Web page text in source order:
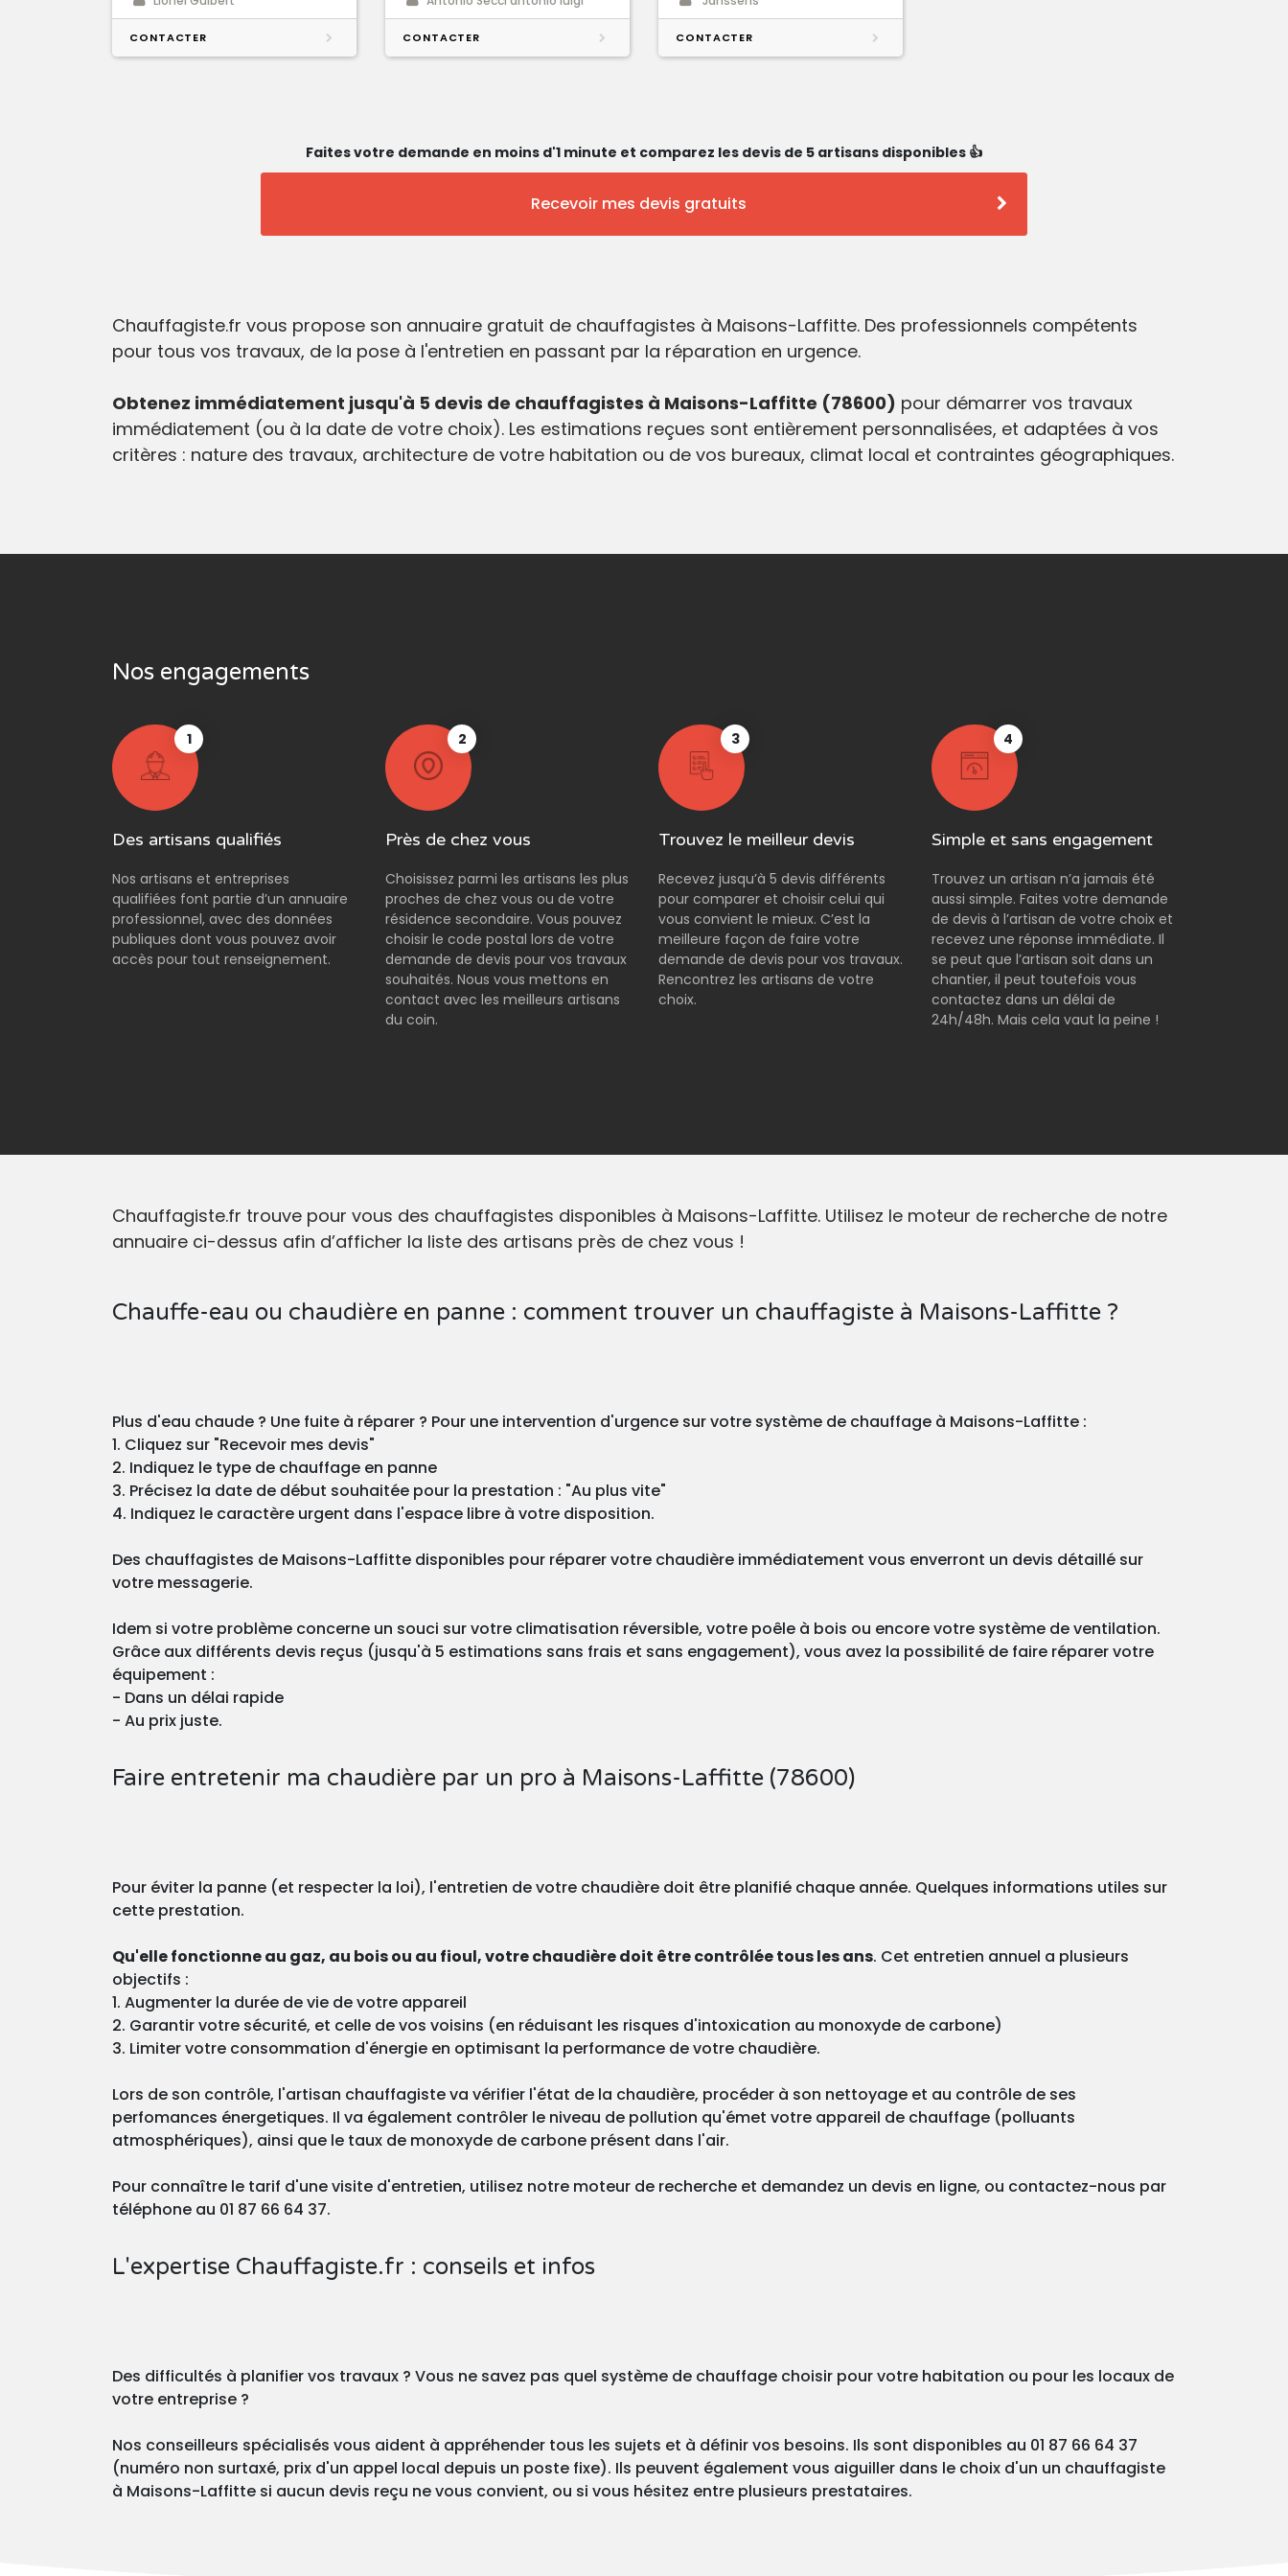
CONTACTER CONTACTER CONTACTER
Faites votre demande en moins d'1 minute et comparez les devis de 5 artisans disponibles 👍
Recevoir mes devis gratuits
Chauffagiste.fr vous propose son annuaire gratuit de chauffagistes à Maisons-Laffitte. Des professionnels compétents
pour tous vos travaux, de la pose à l'entretien en passant par la réparation en urgence.
Obtenez immédiatement jusqu'à 5 devis de chauffagistes à Maisons-Laffitte (78600) pour démarrer vos travaux
immédiatement (ou à la date de votre choix). Les estimations reçues sont entièrement personnalisées, et adaptées à vos
critères : nature des travaux, architecture de votre habitation ou de vos bureaux, climat local et contraintes géographiques.
Nos engagements
1
Des artisans qualifiés
Nos artisans et entreprises
qualifiées font partie d’un annuaire
professionnel, avec des données
publiques dont vous pouvez avoir
accès pour tout renseignement.
2
Près de chez vous
Choisissez parmi les artisans les plus
proches de chez vous ou de votre
résidence secondaire. Vous pouvez
choisir le code postal lors de votre
demande de devis pour vos travaux
souhaités. Nous vous mettons en
contact avec les meilleurs artisans
du coin.
3
Trouvez le meilleur devis
Recevez jusqu’à 5 devis différents
pour comparer et choisir celui qui
vous convient le mieux. C’est la
meilleure façon de faire votre
demande de devis pour vos travaux.
Rencontrez les artisans de votre
choix.
4
Simple et sans engagement
Trouvez un artisan n’a jamais été
aussi simple. Faites votre demande
de devis à l’artisan de votre choix et
recevez une réponse immédiate. Il
se peut que l’artisan soit dans un
chantier, il peut toutefois vous
contactez dans un délai de
24h/48h. Mais cela vaut la peine !
Chauffagiste.fr trouve pour vous des chauffagistes disponibles à Maisons-Laffitte. Utilisez le moteur de recherche de notre
annuaire ci-dessus afin d’afficher la liste des artisans près de chez vous !
Chauffe-eau ou chaudière en panne : comment trouver un chauffagiste à Maisons-Laffitte ?
Plus d'eau chaude ? Une fuite à réparer ? Pour une intervention d'urgence sur votre système de chauffage à Maisons-Laffitte :
1. Cliquez sur "Recevoir mes devis"
2. Indiquez le type de chauffage en panne
3. Précisez la date de début souhaitée pour la prestation : "Au plus vite"
4. Indiquez le caractère urgent dans l'espace libre à votre disposition.
Des chauffagistes de Maisons-Laffitte disponibles pour réparer votre chaudière immédiatement vous enverront un devis détaillé sur
votre messagerie.
Idem si votre problème concerne un souci sur votre climatisation réversible, votre poêle à bois ou encore votre système de ventilation.
Grâce aux différents devis reçus (jusqu'à 5 estimations sans frais et sans engagement), vous avez la possibilité de faire réparer votre
équipement :
- Dans un délai rapide
- Au prix juste.
Faire entretenir ma chaudière par un pro à Maisons-Laffitte (78600)
Pour éviter la panne (et respecter la loi), l'entretien de votre chaudière doit être planifié chaque année. Quelques informations utiles sur
cette prestation.
Qu'elle fonctionne au gaz, au bois ou au fioul, votre chaudière doit être contrôlée tous les ans. Cet entretien annuel a plusieurs
objectifs :
1. Augmenter la durée de vie de votre appareil
2. Garantir votre sécurité, et celle de vos voisins (en réduisant les risques d'intoxication au monoxyde de carbone)
3. Limiter votre consommation d'énergie en optimisant la performance de votre chaudière.
Lors de son contrôle, l'artisan chauffagiste va vérifier l'état de la chaudière, procéder à son nettoyage et au contrôle de ses
perfomances énergetiques. Il va également contrôler le niveau de pollution qu'émet votre appareil de chauffage (polluants
atmosphériques), ainsi que le taux de monoxyde de carbone présent dans l'air.
Pour connaître le tarif d'une visite d'entretien, utilisez notre moteur de recherche et demandez un devis en ligne, ou contactez-nous par
téléphone au 01 87 66 64 37.
L'expertise Chauffagiste.fr : conseils et infos
Des difficultés à planifier vos travaux ? Vous ne savez pas quel système de chauffage choisir pour votre habitation ou pour les locaux de
votre entreprise ?
Nos conseilleurs spécialisés vous aident à appréhender tous les sujets et à définir vos besoins. Ils sont disponibles au 01 87 66 64 37
(numéro non surtaxé, prix d'un appel local depuis un poste fixe). Ils peuvent également vous aiguiller dans le choix d'un un chauffagiste
à Maisons-Laffitte si aucun devis reçu ne vous convient, ou si vous hésitez entre plusieurs prestataires.